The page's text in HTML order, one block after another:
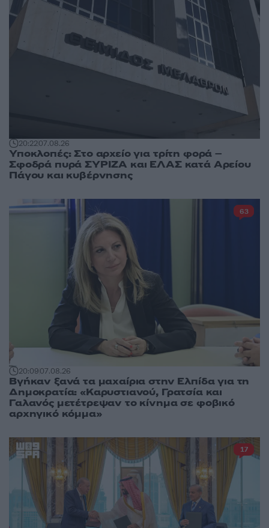
20:2207.08.26
Υποκλοπές: Στο αρχείο για τρίτη φορά –
Σφοδρά πυρά ΣΥΡΙΖΑ και ΕΛΑΣ κατά Αρείου
Πάγου και κυβέρνησης
20:0907.08.26
Βγήκαν ξανά τα μαχαίρια στην Ελπίδα για τη
Δημοκρατία: «Καρυστιανού, Γρατσία και
Γαλανός μετέτρεψαν το κίνημα σε φοβικό
αρχηγικό κόμμα»
63
17